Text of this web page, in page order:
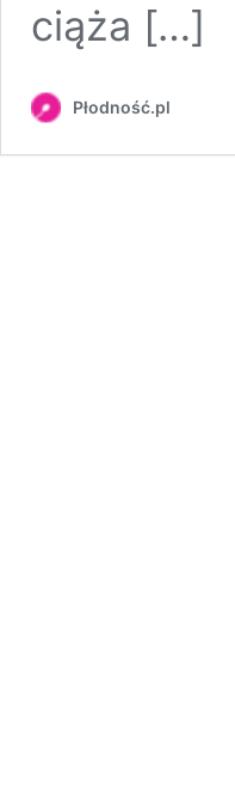
ciąża […]
Płodność.pl